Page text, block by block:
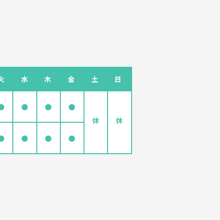
水 木 金 土 日
● ●
●
休
休
● ● ●